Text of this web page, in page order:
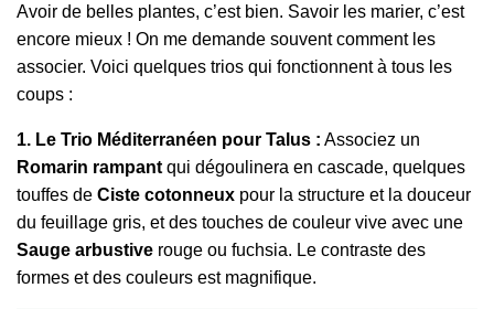
Avoir de belles plantes, c’est bien. Savoir les marier, c’est
encore mieux ! On me demande souvent comment les
associer. Voici quelques trios qui fonctionnent à tous les
coups :
1. Le Trio Méditerranéen pour Talus : Associez un
Romarin rampant qui dégoulinera en cascade, quelques
touffes de Ciste cotonneux pour la structure et la douceur
du feuillage gris, et des touches de couleur vive avec une
Sauge arbustive rouge ou fuchsia. Le contraste des
formes et des couleurs est magnifique.